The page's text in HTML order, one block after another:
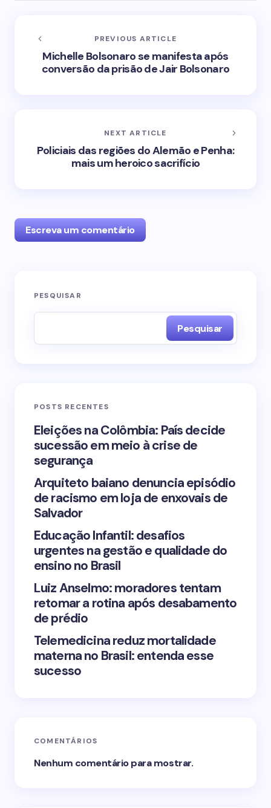
PREVIOUS ARTICLE
Michelle Bolsonaro se manifesta após
conversão da prisão de Jair Bolsonaro
NEXT ARTICLE
Policiais das regiões do Alemão e Penha:
mais um heroico sacrifício
Escreva um comentário
O seu endereço de e-mail não será publicado.
Your Comment *
Save my name and email in this browser for the
Submit Comment
PESQUISAR
Pesquisar
POSTS RECENTES
Eleições na Colômbia: País decide
sucessão em meio à crise de
segurança
Arquiteto baiano denuncia episódio
de racismo em loja de enxovais de
Salvador
Educação Infantil: desafios
urgentes na gestão e qualidade do
ensino no Brasil
Luiz Anselmo: moradores tentam
retomar a rotina após desabamento
de prédio
Telemedicina reduz mortalidade
materna no Brasil: entenda esse
sucesso
COMENTÁRIOS
Nenhum comentário para mostrar.